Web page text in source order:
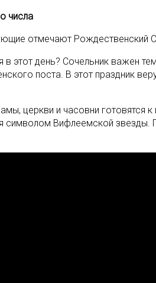
числа
отмечают Рождественский
этот день? Сочельник важен
поста. В этот праздник
церкви и часовни готовятся
символом Вифлеемской звезды.